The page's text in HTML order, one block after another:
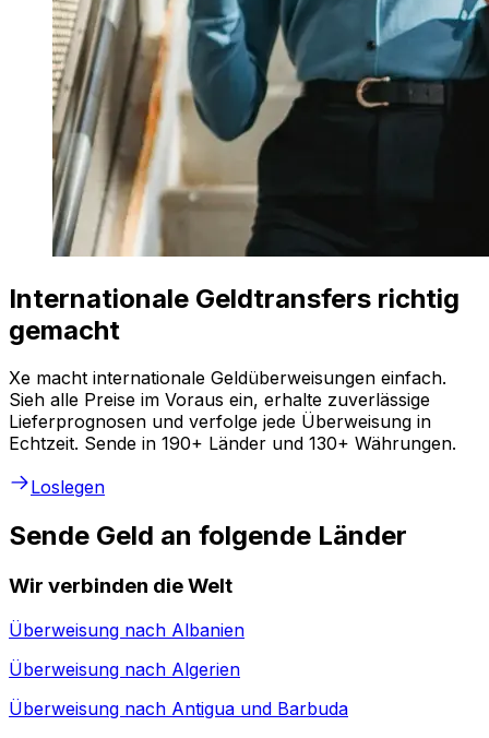
Internationale Geldtransfers richtig
gemacht
Xe macht internationale Geldüberweisungen einfach.
Sieh alle Preise im Voraus ein, erhalte zuverlässige
Lieferprognosen und verfolge jede Überweisung in
Echtzeit. Sende in 190+ Länder und 130+ Währungen.
Loslegen
Sende Geld an folgende Länder
Wir verbinden die Welt
Überweisung nach Albanien
Überweisung nach Algerien
Überweisung nach Antigua und Barbuda